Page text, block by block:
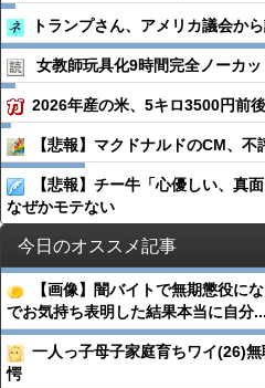
トランプさん、アメリカ議会か
女教師玩具化9時間完全ノーカ
2026年産の米、5キロ3500円前
【悲報】マクドナルドのCM、不
【悲報】チー牛「心優しい、真
なぜかモテない
今日のオススメ記事
【画像】闇バイトで無期懲役に
でお気持ち表明した結果本当に自分...
一人っ子母子家庭育ちワイ(26)
愕